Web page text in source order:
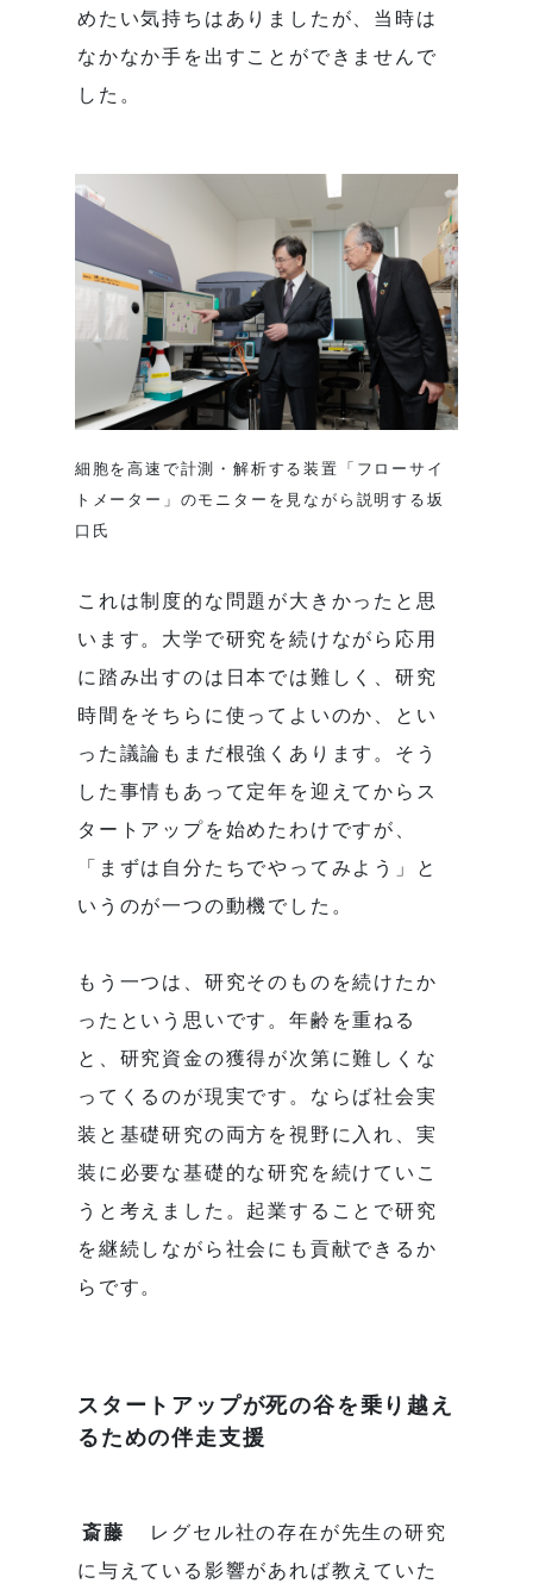
めたい気持ちはありましたが、当時は
なかなか手を出すことができませんで
した。
細胞を高速で計測・解析する装置「フローサイ
トメーター」のモニターを見ながら説明する坂
口氏
これは制度的な問題が大きかったと思
います。大学で研究を続けながら応用
に踏み出すのは日本では難しく、研究
時間をそちらに使ってよいのか、とい
った議論もまだ根強くあります。そう
した事情もあって定年を迎えてからス
タートアップを始めたわけですが、
「まずは自分たちでやってみよう」と
いうのが一つの動機でした。
もう一つは、研究そのものを続けたか
ったという思いです。年齢を重ねる
と、研究資金の獲得が次第に難しくな
ってくるのが現実です。ならば社会実
装と基礎研究の両方を視野に入れ、実
装に必要な基礎的な研究を続けていこ
うと考えました。起業することで研究
を継続しながら社会にも貢献できるか
らです。
スタートアップが死の谷を乗り越え
るための伴走支援
斎藤
レグセル社の存在が先生の研究
に与えている影響があれば教えていた